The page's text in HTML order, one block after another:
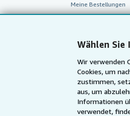
Wählen Sie
Wir verwenden
Cookies, um
zustimmen,
aus, um
Informationen
verwendet,
Meine Bestellungen